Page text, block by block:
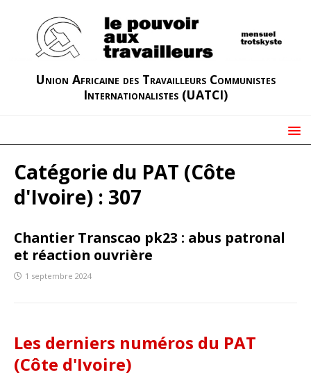
Union Africaine des Travailleurs Communistes
Internationalistes (UATCI)
Catégorie du PAT (Côte
d'Ivoire) : 307
Chantier Transcao pk23 : abus patronal
et réaction ouvrière
1 septembre 2024
Les derniers numéros du PAT
(Côte d'Ivoire)